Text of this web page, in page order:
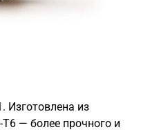
Изготовлена из
— более прочного и